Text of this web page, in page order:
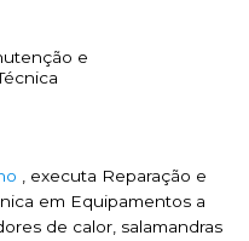
e
, executa Reparação e
em Equipamentos a
de calor, salamandras